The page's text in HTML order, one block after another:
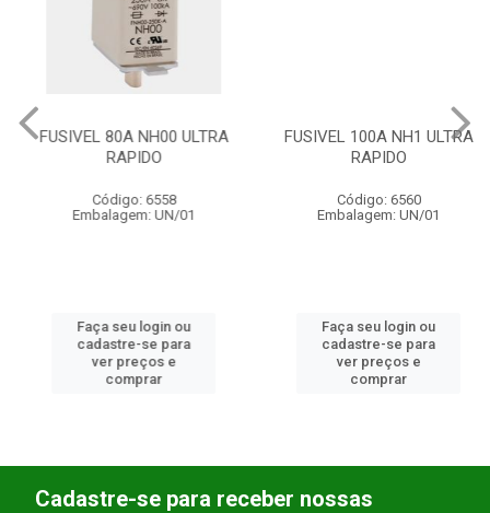
FUSIVEL 80A NH00 ULTRA
RAPIDO
Código: 6558
Embalagem: UN/01
Faça seu login ou
cadastre-se para
ver preços e
comprar
FUSIVEL 100A NH1 ULTRA
RAPIDO
Código: 6560
Embalagem: UN/01
Faça seu login ou
cadastre-se para
ver preços e
comprar
Cadastre-se para receber nossas